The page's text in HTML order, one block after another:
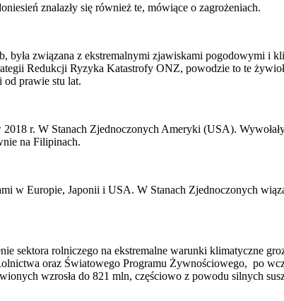
znalazły się również te, mówiące o zagrożeniach.
była związana z ekstremalnymi zjawiskami pogodowymi i
Redukcji Ryzyka Katastrofy ONZ, powodzie to te
od prawie stu lat.
r. W Stanach Zjednoczonych Ameryki (USA).
na Filipinach.
w Europie, Japonii i USA. W Stanach Zjednoczonych
sektora rolniczego na ekstremalne warunki klimatyczne
oraz Światowego Programu Żywnościowego, po
wzrosła do 821 mln, częściowo z powodu silnych